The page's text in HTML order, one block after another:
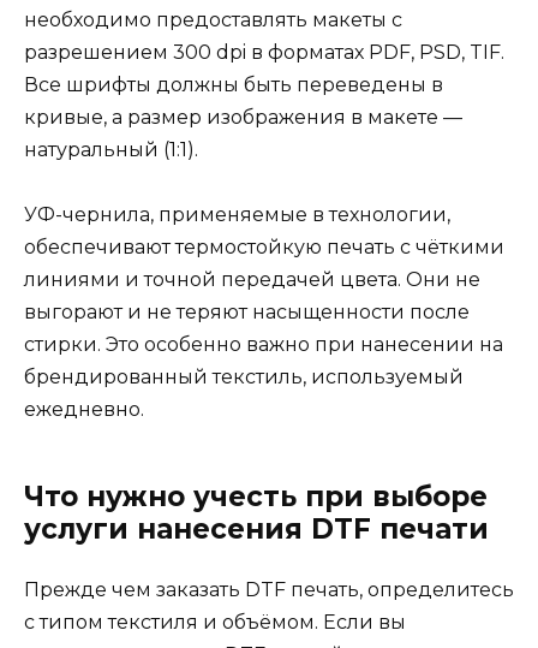
необходимо предоставлять макеты с
разрешением 300 dpi в форматах PDF, PSD, TIF.
Все шрифты должны быть переведены в
кривые, а размер изображения в макете —
натуральный (1:1).
УФ-чернила, применяемые в технологии,
обеспечивают термостойкую печать с чёткими
линиями и точной передачей цвета. Они не
выгорают и не теряют насыщенности после
стирки. Это особенно важно при нанесении на
брендированный текстиль, используемый
ежедневно.
Что нужно учесть при выборе
услуги нанесения DTF печати
Прежде чем заказать DTF печать, определитесь
с типом текстиля и объёмом. Если вы